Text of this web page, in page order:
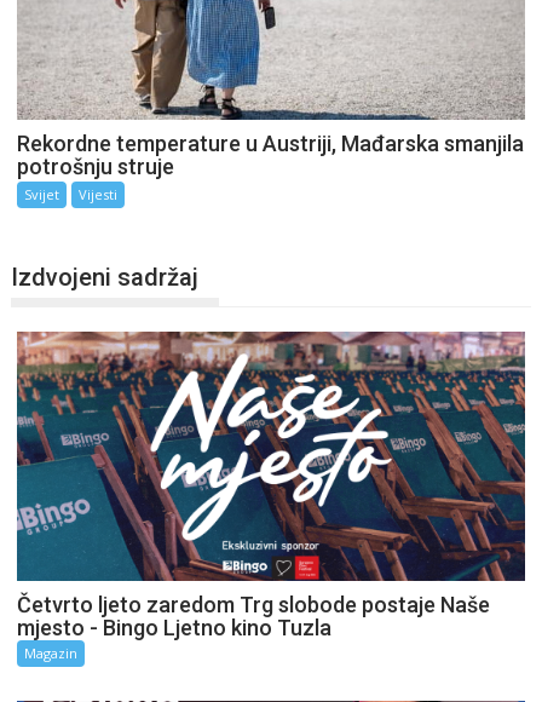
Rekordne temperature u Austriji, Mađarska smanjila
potrošnju struje
Svijet Vijesti
Izdvojeni sadržaj
Četvrto ljeto zaredom Trg slobode postaje Naše
mjesto - Bingo Ljetno kino Tuzla
Magazin